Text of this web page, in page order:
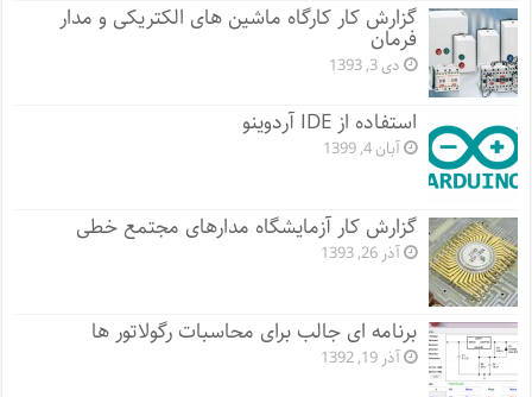
گزارش کار کارگاه ماشین های الکتریکی و مدار
فرمان
دی 3, 1393
استفاده از IDE آردوینو
آبان 4, 1399
گزارش کار آزمایشگاه مدارهای مجتمع خطی
آذر 26, 1393
برنامه ای جالب برای محاسبات رگولاتور ها
آذر 19, 1392